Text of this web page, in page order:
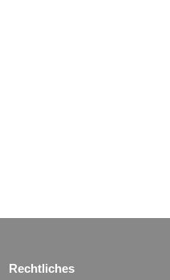
Rechtliches